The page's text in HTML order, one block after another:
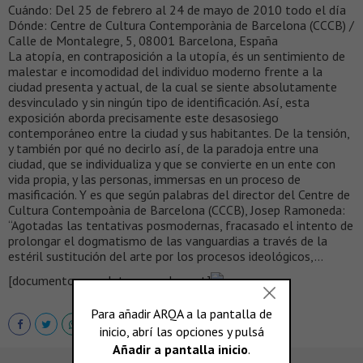
Cuándo: Del 25 de febrero al 24 de mayo de 2010 todo el día
Dónde: Centre de Cultura Contemporània de Barcelona (CCCB) /
Calle de Montalegre, 5, 08001 Barcelona, España
La atopía, en contraposición a la utopía, és un sentimiento de
malestar e incomodidad del individuo moderno frente a la
ciudad presenta y actual, de la cual se siente absolutamente
desvinculado y sin ningún tipo de identificación. Así, esta
exposición aborda precisamente este desasosiego
contemporáneo entre la ciudad y sus habitantes. De la tensión,
y también por qué no decirlo así, de la paradoja entre una
ciudad, que se individualiza y que se convierte en un ente con
vida propia, y las personas, immersas en un proceso de
masificación. Y es que según palabras del director del Centre de
Cultura Contempoània de Barcelona (CCCB), Josep Ramoneda:
“Agotadas las tentativas posmodernas, fracasado el intento de
prolongar el dogmatismo de las vanguardias a través de la
estéril sustitución del arte por los procesos ideológicos,…
[documento completo en scalae.net]